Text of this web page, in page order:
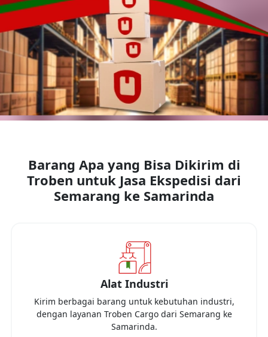
Barang Apa yang Bisa Dikirim di
Troben untuk Jasa Ekspedisi dari
Semarang ke Samarinda
Alat Industri
Kirim berbagai barang untuk kebutuhan industri,
dengan layanan Troben Cargo dari Semarang ke
Samarinda.